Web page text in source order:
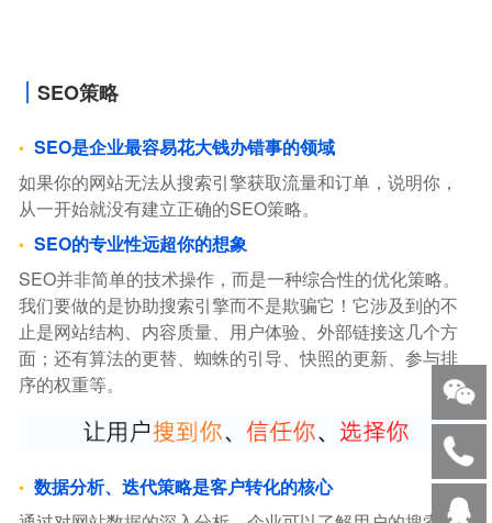
SEO策略
SEO是企业最容易花大钱办错事的领域
如果你的网站无法从搜索引擎获取流量和订单，说明你，
从一开始就没有建立正确的SEO策略。
SEO的专业性远超你的想象
SEO并非简单的技术操作，而是一种综合性的优化策略。
我们要做的是协助搜索引擎而不是欺骗它！它涉及到的不
止是网站结构、内容质量、用户体验、外部链接这几个方
面；还有算法的更替、蜘蛛的引导、快照的更新、参与排
序的权重等。
数据分析、迭代策略是客户转化的核心